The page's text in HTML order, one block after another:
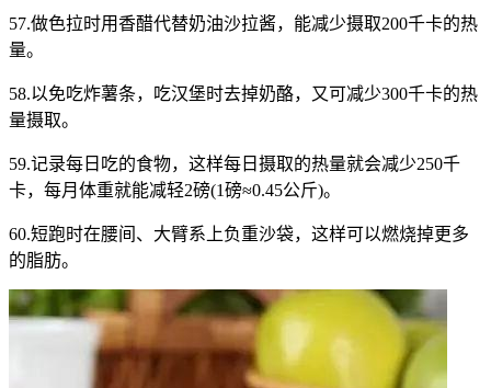
57.做色拉时用香醋代替奶油沙拉酱，能减少摄取200千卡的热
量。
58.以免吃炸薯条，吃汉堡时去掉奶酪，又可减少300千卡的热
量摄取。
59.记录每日吃的食物，这样每日摄取的热量就会减少250千
卡，每月体重就能减轻2磅(1磅≈0.45公斤)。
60.短跑时在腰间、大臂系上负重沙袋，这样可以燃烧掉更多
的脂肪。